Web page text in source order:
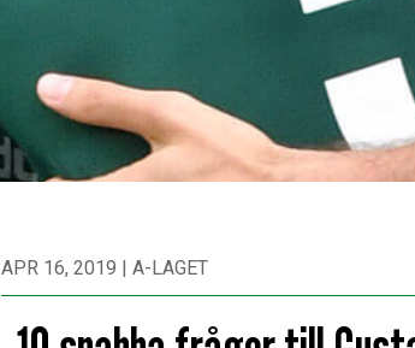
APR 16, 2019 | A-LAGET